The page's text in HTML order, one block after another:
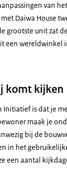
van
Daiwa House
grootste unit zat
een wereldwinkel
komt kijken
Initiatief is dat je
maak je
bij de
in het
een aantal